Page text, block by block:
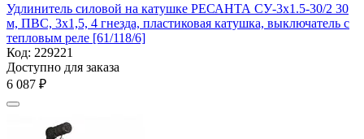
Удлинитель силовой на катушке РЕСАНТА СУ-3х1.5-30/2 30
м, ПВС, 3х1,5, 4 гнезда, пластиковая катушка, выключатель с
тепловым реле [61/118/6]
Код: 229221
Доступно для заказа
6 087 ₽